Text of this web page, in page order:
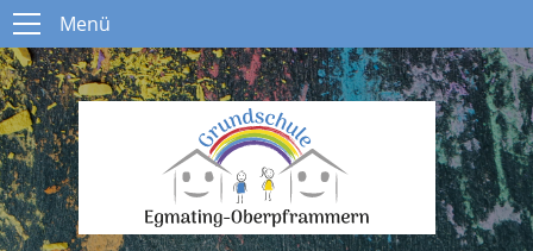
Start
Schule
Open submenu
Aktuelles
Open submenu
Infos
Open submenu
Menü